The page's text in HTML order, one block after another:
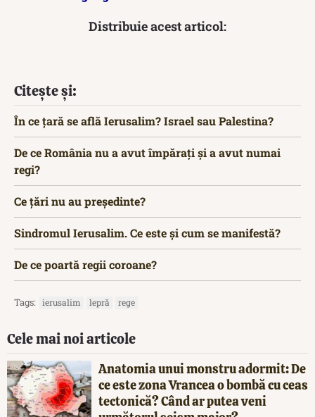
Distribuie acest articol:
Citește și:
În ce țară se află Ierusalim? Israel sau Palestina?
De ce România nu a avut împărați și a avut numai
regi?
Ce țări nu au președinte?
Sindromul Ierusalim. Ce este și cum se manifestă?
De ce poartă regii coroane?
Tags: ierusalim lepră rege
Cele mai noi articole
Anatomia unui monstru adormit: De
ce este zona Vrancea o bombă cu ceas
tectonică? Când ar putea veni